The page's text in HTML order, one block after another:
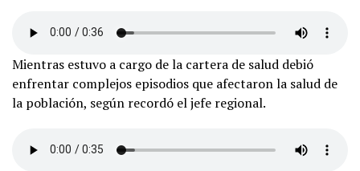
Mientras estuvo a cargo de la cartera de salud debió
enfrentar complejos episodios que afectaron la salud de
la población, según recordó el jefe regional.